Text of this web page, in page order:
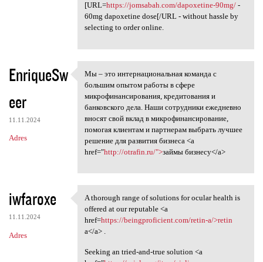
[URL=https://jomsabah.com/dapoxetine-90mg/-
60mg dapoxetine dose[/URL - without hassle by
selecting to order online.
EnriqueSw
eer
11.11.2024
Adres
Мы – это интернациональная
Мы – это интернациональная команда с
большим опытом работы в сфере
микрофинансирования, кредитования и
банковского дела. Наши сотрудники ежедневно
вносят свой вклад в микрофинансирование,
помогая клиентам и партнерам выбрать лучшее
решение для развития бизнеса <a
href="http://otrafin.ru/">займы бизнесу</a>
iwfaroxe
11.11.2024
Adres
A thorough range of solutions
A thorough range of solutions for ocular health is
offered at our reputable <a
href=https://beingproficient.com/retin-a/>retin
a</a> .
Seeking an tried-and-true solution <a